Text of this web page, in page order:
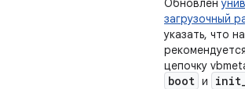
Обновлен
загрузочный
указать, что
цепочку
boot и init